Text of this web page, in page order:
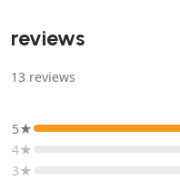
reviews
13 reviews
5★
4★
3★